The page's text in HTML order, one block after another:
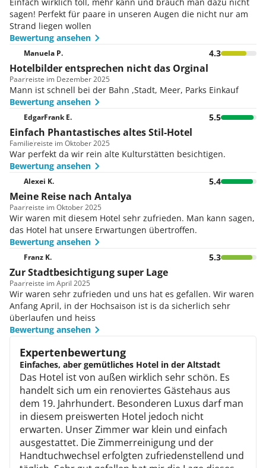
sagen! Perfekt für paare in unseren Augen die nicht nur am
Strand liegen wollen
Bewertung ansehen
Manuela P. 4.3
Hotelbilder entsprechen nicht das Orginal
Paarreiste im Dezember 2025
Mann ist schnell bei der Bahn ,Stadt, Meer, Parks Einkauf
Bewertung ansehen
EdgarFrank E. 5.5
Einfach Phantastisches altes Stil-Hotel
Familiereiste im Oktober 2025
War perfekt da wir rein alte Kulturstätten besichtigen.
Bewertung ansehen
Alexei K. 5.4
Meine Reise nach Antalya
Paarreiste im Oktober 2025
Wir waren mit diesem Hotel sehr zufrieden. Man kann sagen,
das Hotel hat unsere Erwartungen übertroffen.
Bewertung ansehen
Franz K. 5.3
Zur Stadtbesichtigung super Lage
Paarreiste im April 2025
Wir waren sehr zufrieden und uns hat es gefallen. Wir waren
Anfang April, in der Hochsaison ist is da sicherlich sehr
überlaufen und heiss
Bewertung ansehen
Expertenbewertung
Einfaches, aber gemütliches Hotel in der Altstadt
Das Hotel ist von außen wirklich sehr schön. Es
handelt sich um ein renoviertes Gästehaus aus
dem 19. Jahrhundert. Besonderen Luxus darf man
in diesem preiswerten Hotel jedoch nicht
erwarten. Unser Zimmer war klein und einfach
ausgestattet. Die Zimmerreinigung und der
Handtuchwechsel erfolgten zufriedenstellend und